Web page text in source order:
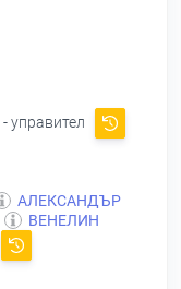
- управител
АЛЕКСАНДЪР
ВЕНЕЛИН